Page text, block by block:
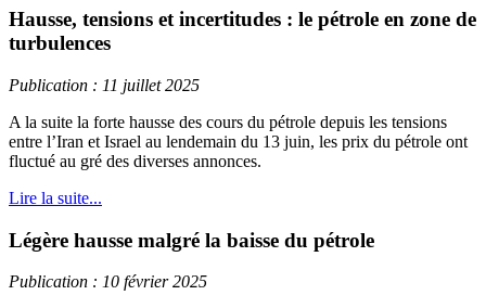
Hausse, tensions et incertitudes : le pétrole en zone de
turbulences
Publication : 11 juillet 2025
A la suite la forte hausse des cours du pétrole depuis les tensions
entre l’Iran et Israel au lendemain du 13 juin, les prix du pétrole ont
fluctué au gré des diverses annonces.
Lire la suite...
Légère hausse malgré la baisse du pétrole
Publication : 10 février 2025